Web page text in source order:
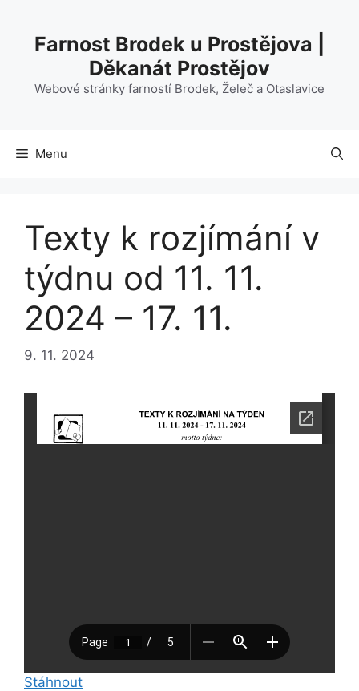
obsahFarnost Brodek u Prostějova |
Děkanát Prostějov
Webové stránky farností Brodek, Želeč a Otaslavice
Menu
Texty k rozjímání v
týdnu od 11. 11.
2024 – 17. 11.
9. 11. 2024
Stáhnout